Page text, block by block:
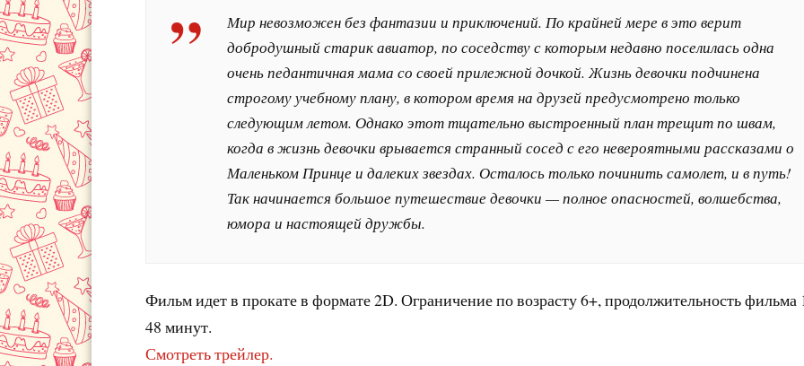
Мир невозможен без фантазии и приключений. По крайней мере в это верит
добродушный старик авиатор, по соседству с которым недавно поселилась одна
очень педантичная мама со своей прилежной дочкой. Жизнь девочки подчинена
строгому учебному плану, в котором время на друзей предусмотрено только
следующим летом. Однако этот тщательно выстроенный план трещит по швам,
когда в жизнь девочки врывается странный сосед с его невероятными рассказами о
Маленьком Принце и далеких звездах. Осталось только починить самолет, и в путь!
Так начинается большое путешествие девочки — полное опасностей, волшебства,
юмора и настоящей дружбы.
Фильм идет в прокате в формате 2D. Ограничение по возрасту 6+, продолжительность фильма
48 минут.
Смотреть трейлер.